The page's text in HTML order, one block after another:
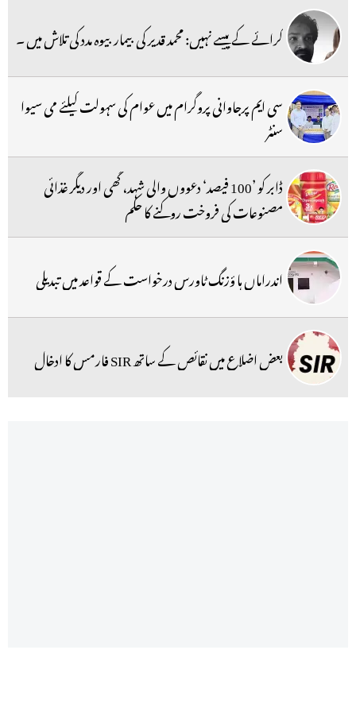
کرائے کے پیسے نہیں: محمد قدیر کی بیمار بیوہ مدد کی تلاش میں ۔
سی ایم پرجاوانی پروگرام میں عوام کی سہولت کیلئے می سیوا
سنٹر
ڈابر کو ’100 فیصد‘ دعووں والی شہد، گھی اور دیگر غذائی
مصنوعات کی فروخت روکنے کا حکم
اندراماں ہا ؤزنگ ٹاورس درخواست کے قواعد میں تبدیلی
بعض اضلاع میں نقائص کے ساتھ SIR فارمس کا ادخال